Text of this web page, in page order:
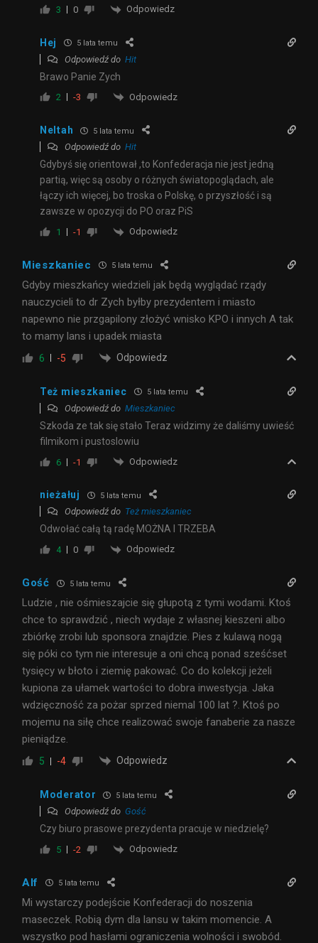
3 0 Odpowiedz
Hej 5 lata temu
Odpowiedź do Hit
Brawo Panie Zych
2 -3 Odpowiedz
Neltah 5 lata temu
Odpowiedź do Hit
Gdybyś się orientował ,to Konfederacja nie jest jedną
partią, więc są osoby o różnych światopoglądach, ale
łączy ich więcej, bo troska o Polskę, o przyszłość i są
zawsze w opozycji do PO oraz PiS
1 -1 Odpowiedz
Mieszkaniec 5 lata temu
Gdyby mieszkańcy wiedzieli jak będą wyglądać rządy
nauczycieli to dr Zych byłby prezydentem i miasto
napewno nie przgapilony złożyć wnisko KPO i innych A tak
to mamy lans i upadek miasta
6 -5 Odpowiedz
Też mieszkaniec 5 lata temu
Odpowiedź do Mieszkaniec
Szkoda ze tak się stało Teraz widzimy że daliśmy uwieść
filmikom i pustoslowiu
6 -1 Odpowiedz
nieżałuj 5 lata temu
Odpowiedź do Też mieszkaniec
Odwołać całą tą radę MOŻNA I TRZEBA
4 0 Odpowiedz
Gość 5 lata temu
Ludzie , nie ośmieszajcie się głupotą z tymi wodami. Ktoś
chce to sprawdzić , niech wydaje z własnej kieszeni albo
zbiórkę zrobi lub sponsora znajdzie. Pies z kulawą nogą
się póki co tym nie interesuje a oni chcą ponad sześćset
tysięcy w błoto i ziemię pakować. Co do kolekcji jeżeli
kupiona za ułamek wartości to dobra inwestycja. Jaka
wdzięczność za pożar sprzed niemal 100 lat ?. Ktoś po
mojemu na siłę chce realizować swoje fanaberie za nasze
pieniądze.
5 -4 Odpowiedz
Moderator 5 lata temu
Odpowiedź do Gość
Czy biuro prasowe prezydenta pracuje w niedzielę?
5 -2 Odpowiedz
Alf 5 lata temu
Mi wystarczy podejście Konfederacji do noszenia
maseczek. Robią dym dla lansu w takim momencie. A
wszystko pod hasłami ograniczenia wolności i swobód.